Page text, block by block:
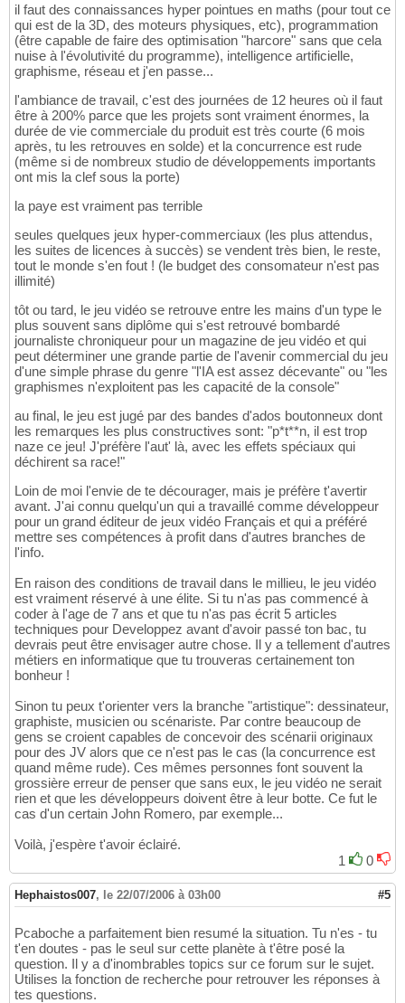
il faut des connaissances hyper pointues en maths (pour tout ce
qui est de la 3D, des moteurs physiques, etc), programmation
(être capable de faire des optimisation "harcore" sans que cela
nuise à l'évolutivité du programme), intelligence artificielle,
graphisme, réseau et j'en passe...
l'ambiance de travail, c'est des journées de 12 heures où il faut
être à 200% parce que les projets sont vraiment énormes, la
durée de vie commerciale du produit est très courte (6 mois
après, tu les retrouves en solde) et la concurrence est rude
(même si de nombreux studio de développements importants
ont mis la clef sous la porte)
la paye est vraiment pas terrible
seules quelques jeux hyper-commerciaux (les plus attendus,
les suites de licences à succès) se vendent très bien, le reste,
tout le monde s'en fout ! (le budget des consomateur n'est pas
illimité)
tôt ou tard, le jeu vidéo se retrouve entre les mains d'un type le
plus souvent sans diplôme qui s'est retrouvé bombardé
journaliste chroniqueur pour un magazine de jeu vidéo et qui
peut déterminer une grande partie de l'avenir commercial du jeu
d'une simple phrase du genre "l'IA est assez décevante" ou "les
graphismes n'exploitent pas les capacité de la console"
au final, le jeu est jugé par des bandes d'ados boutonneux dont
les remarques les plus constructives sont: "p*t**n, il est trop
naze ce jeu! J'préfère l'aut' là, avec les effets spéciaux qui
déchirent sa race!"
Loin de moi l'envie de te décourager, mais je préfère t'avertir
avant. J'ai connu quelqu'un qui a travaillé comme développeur
pour un grand éditeur de jeux vidéo Français et qui a préféré
mettre ses compétences à profit dans d'autres branches de
l'info.
En raison des conditions de travail dans le millieu, le jeu vidéo
est vraiment réservé à une élite. Si tu n'as pas commencé à
coder à l'age de 7 ans et que tu n'as pas écrit 5 articles
techniques pour Developpez avant d'avoir passé ton bac, tu
devrais peut être envisager autre chose. Il y a tellement d'autres
métiers en informatique que tu trouveras certainement ton
bonheur !
Sinon tu peux t'orienter vers la branche "artistique": dessinateur,
graphiste, musicien ou scénariste. Par contre beaucoup de
gens se croient capables de concevoir des scénarii originaux
pour des JV alors que ce n'est pas le cas (la concurrence est
quand même rude). Ces mêmes personnes font souvent la
grossière erreur de penser que sans eux, le jeu vidéo ne serait
rien et que les développeurs doivent être à leur botte. Ce fut le
cas d'un certain John Romero, par exemple...
Voilà, j'espère t'avoir éclairé.
1
0
Hephaistos007, le 22/07/2006 à 03h00 #5
Pcaboche a parfaitement bien resumé la situation. Tu n'es - tu
t'en doutes - pas le seul sur cette planète à t'être posé la
question. Il y a d'inombrables topics sur ce forum sur le sujet.
Utilises la fonction de recherche pour retrouver les réponses à
tes questions.